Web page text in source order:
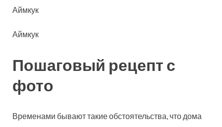
Аймкук
Аймкук
Пошаговый рецепт с
фото
Временами бывают такие обстоятельства, что дома